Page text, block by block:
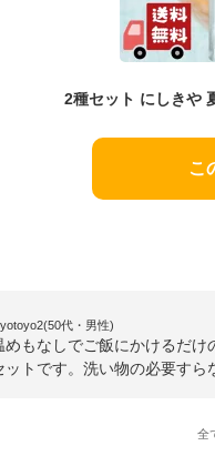
こ
代・男性)
めもなしでご飯にかけるだ
ットです。洗い物の必要す
全